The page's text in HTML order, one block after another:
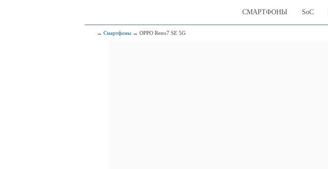
СМАРТФОНЫ SoC
→ Смартфоны → OPPO Reno7 SE 5G